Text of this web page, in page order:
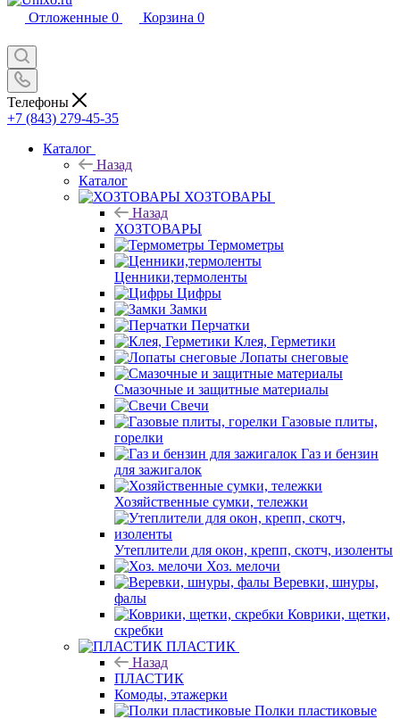
Отложенные 0 Корзина 0
Телефоны
+7 (843) 279-45-35
Каталог
Назад
Каталог
ХОЗТОВАРЫ
Назад
ХОЗТОВАРЫ
Термометры
Ценники,термоленты
Цифры
Замки
Перчатки
Клея, Герметики
Лопаты снеговые
Смазочные и защитные материалы
Свечи
Газовые плиты,
горелки
Газ и бензин
для зажигалок
Хозяйственные сумки, тележки
Утеплители для окон, крепп, скотч, изоленты
Хоз. мелочи
Веревки, шнуры,
фалы
Коврики, щетки,
скребки
ПЛАСТИК
Назад
ПЛАСТИК
Комоды, этажерки
Полки пластиковые